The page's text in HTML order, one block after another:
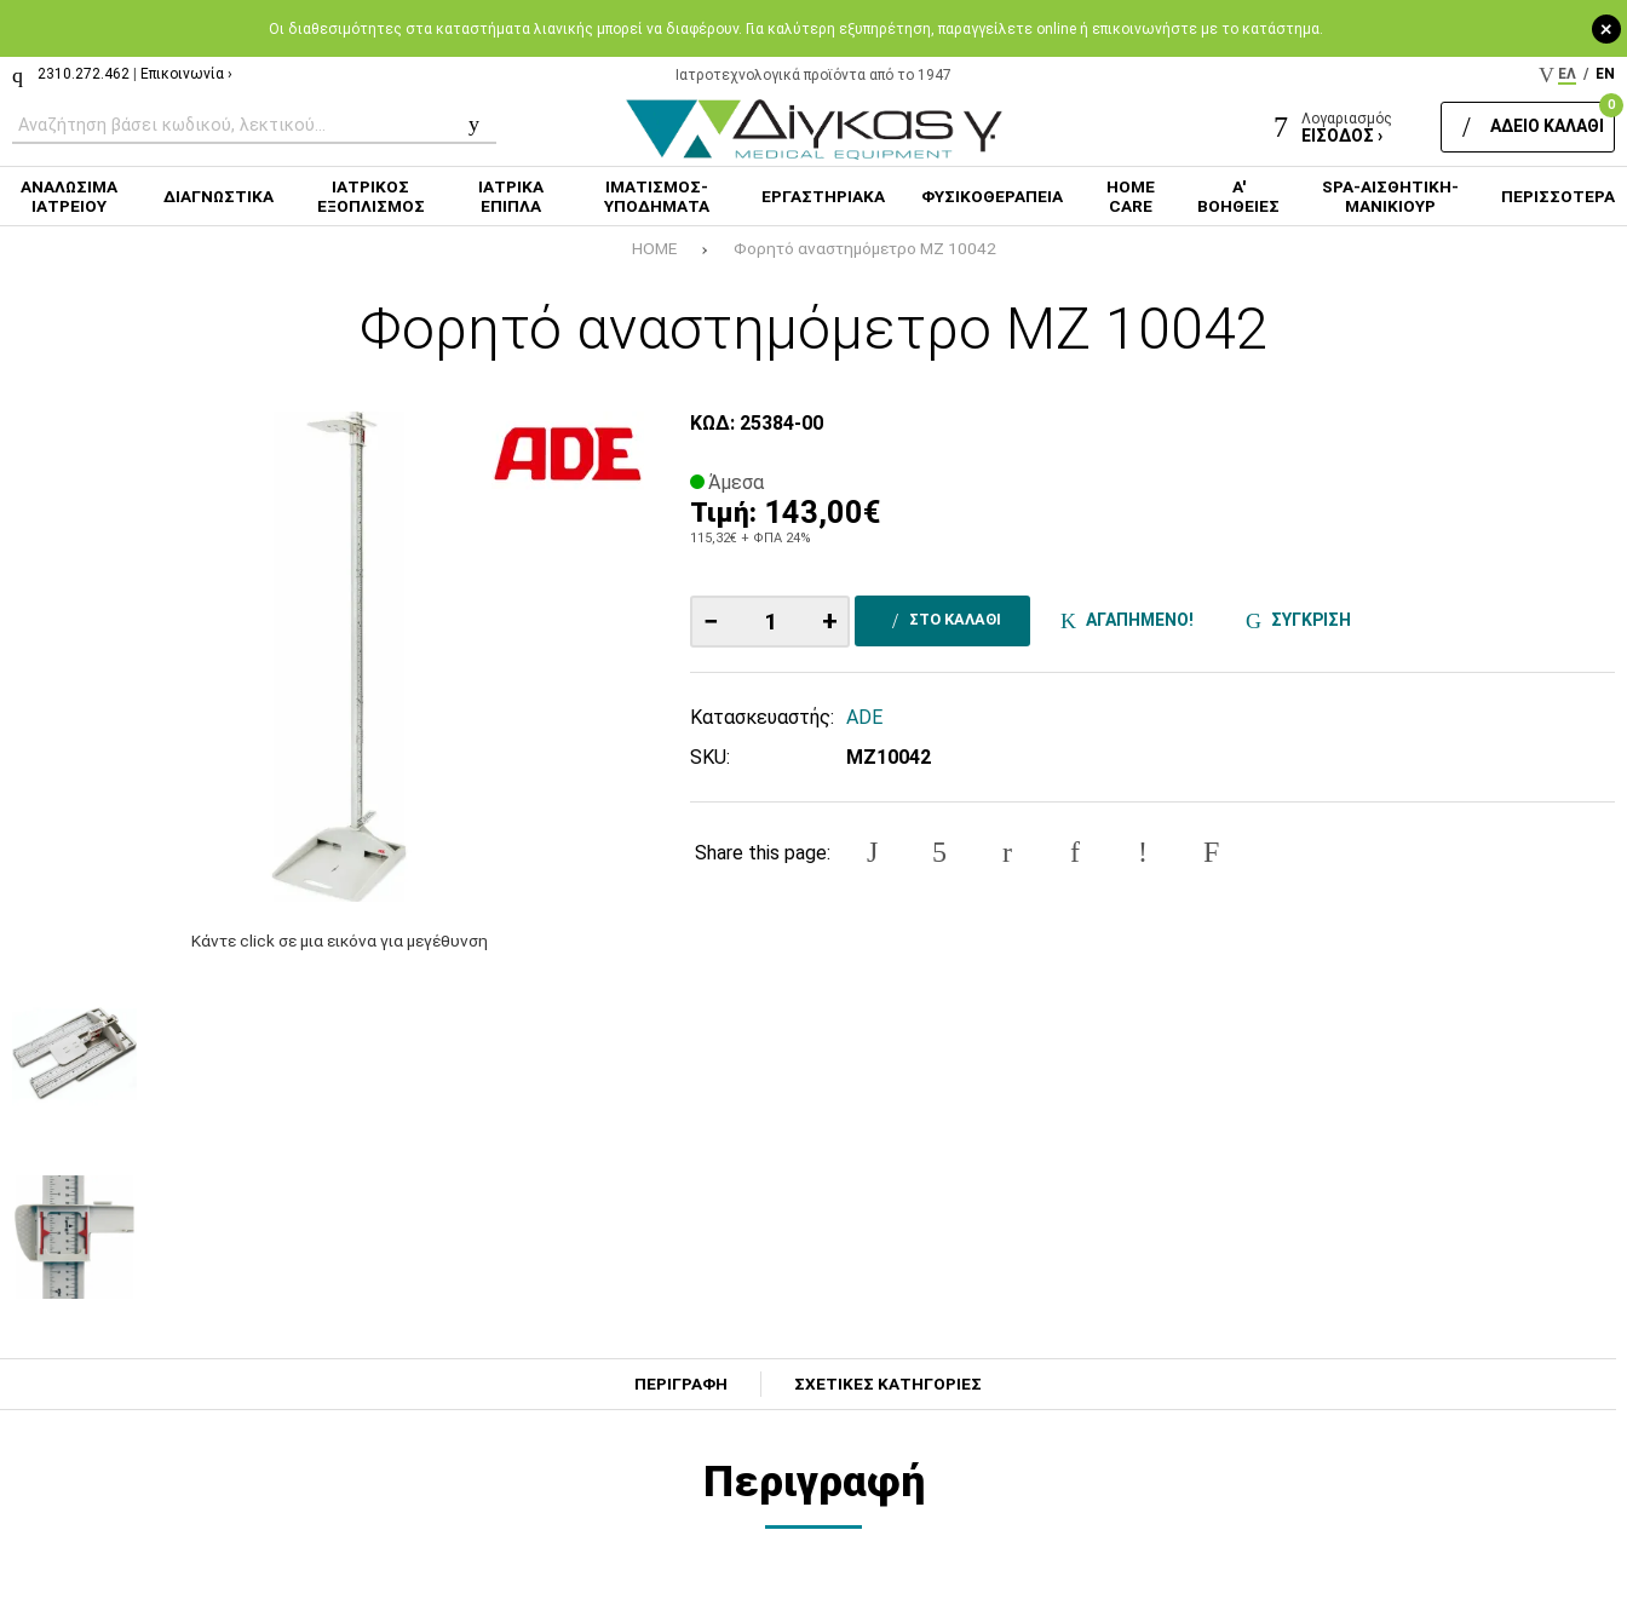
+
Oι διαθεσιμότητες στα καταστήματα λιανικής μπορεί να διαφέρουν. Για καλύτερη εξυπηρέτηση, παραγγείλετε online ή επικοινωνήστε με το κατάστημα.
2310.272.462 Επικοινωνία › Ιατροτεχνολογικά προϊόντα από το 1947 ΕΛ / EN
Λογαριασμός
ΕΙΣΟΔΟΣ ›
0
ΑΔΕΙΟ ΚΑΛΑΘΙ
ΑΝΑΛΩΣΙΜΑ
ΙΑΤΡΕΙΟΥ
ΔΙΑΓΝΩΣΤΙΚΑ
ΙΑΤΡΙΚΟΣ
ΕΞΟΠΛΙΣΜΟΣ
ΙΑΤΡΙΚΑ
ΕΠΙΠΛΑ
ΙΜΑΤΙΣΜΟΣ-
ΥΠΟΔΗΜΑΤΑ
ΕΡΓΑΣΤΗΡΙΑΚΑ ΦΥΣΙΚΟΘΕΡΑΠΕΙΑ
HOME
CARE
Α'
ΒΟΗΘΕΙΕΣ
SPA-ΑΙΣΘΗΤΙΚΗ-
ΜΑΝΙΚΙΟΥΡ
ΠΕΡΙΣΣΟΤΕΡΑ
HOME Φορητό αναστημόμετρο ΜΖ 10042
Φορητό αναστημόμετρο ΜΖ 10042
Κάντε click σε μια εικόνα για μεγέθυνση
ΚΩΔ: 25384-00
Άμεσα
Τιμή: 143,00€
115,32€ + ΦΠΑ 24%
− + ΣΤΟ ΚΑΛΑΘΙ ΑΓΑΠΗΜΕΝΟ! ΣΥΓΚΡΙΣΗ
Κατασκευαστής: ADE
SKU:
MZ10042
Share this page:
ΠΕΡΙΓΡΑΦΗ ΣΧΕΤΙΚΕΣ ΚΑΤΗΓΟΡΙΕΣ
Περιγραφή